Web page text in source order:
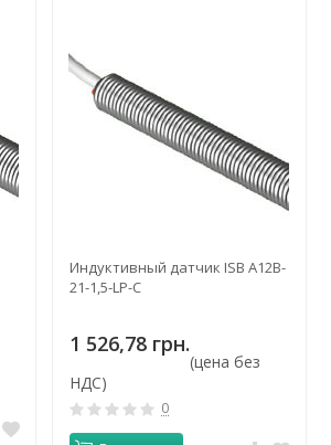
Индуктивный датчик ISB A12B-
21-1,5-LP-C
1 526,78 грн.
(цена без
НДС)
0